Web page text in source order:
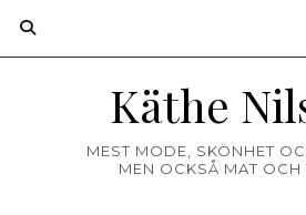
Käthe
MEST MODE, SKÖNHET
MEN OCKSÅ MAT OCH